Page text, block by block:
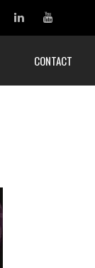
CONTACT